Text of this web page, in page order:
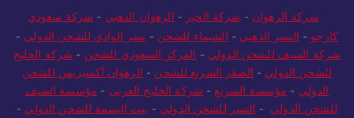
شركة الرهوان - شركة الخير - الرهوان الذهبي - شركة سعودي
كارجو - النسر الذهبي - الشيماء للشحن - نسر الوادي للشحن الدولي -
شركة السيف للشحن الدولي - المركز السعودي للشحن - شركة الخليج
للشحن الدولي - الصقر السريع للشحن - الرهوان أكسبريس للشحن
الدولي - مؤسسة السريع - شركة الخليج العربي - مؤسسة السيف
للشحن الدولي - النسر للشحن الدولي - بيت البسمة للشحن الدولي -